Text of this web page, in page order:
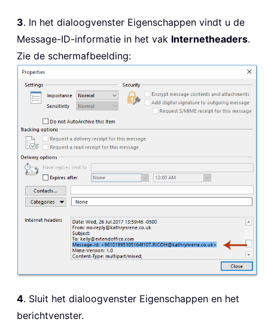
3. In het dialoogvenster Eigenschappen vindt u de
Message-ID-informatie in het vak Internetheaders.
Zie de schermafbeelding:
4. Sluit het dialoogvenster Eigenschappen en het
berichtvenster.